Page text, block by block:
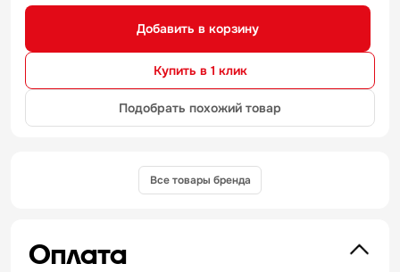
Добавить в корзину
Купить в 1 клик
Подобрать похожий товар
Все товары бренда
Оплата